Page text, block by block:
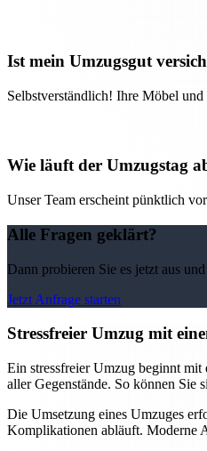
Ist mein Umzugsgut
Selbstverständlich! Ihre Möbel und
Wie läuft der Umzugstag
Unser Team erscheint pünktlich
Alle Fragen geklärt?
Dann probieren Sie es jetzt aus
Jetzt Anfrage starten
Stressfreier Umzug mit
Ein stressfreier Umzug beginnt
aller Gegenstände. So können Sie
Die Umsetzung eines Umzuges
Komplikationen abläuft. Moderne